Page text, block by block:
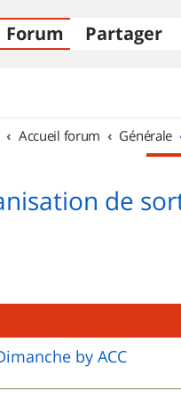
Forum Partager
Accueil forum Générale
de
by ACC